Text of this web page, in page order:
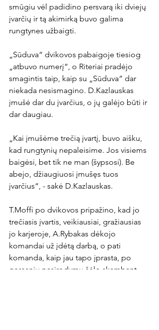
smūgiu vėl padidino persvarą iki dviejų
įvarčių ir tą akimirką buvo galima
rungtynes užbaigti.
„Sūduva“ dvikovos pabaigoje tiesiog
„atbuvo numerį“, o Riteriai pradėjo
smagintis taip, kaip su „Sūduva“ dar
niekada nesismagino. D.Kazlauskas
įmušė dar du įvarčius, o jų galėjo būti ir
dar daugiau.
„Kai įmušėme trečią įvartį, buvo aišku,
kad rungtynių nepaleisime. Jos visiems
baigėsi, bet tik ne man (šypsosi). Be
abejo, džiaugiuosi įmušęs tuos
įvarčius“, - sakė D.Kazlauskas.
T.Moffi po dvikovos pripažino, kad jo
trečiasis įvartis, veikiausiai, gražiausias
jo karjeroje, A.Rybakas dėkojo
komandai už įdėtą darbą, o pati
komanda, kaip jau tapo įprasta, po
geresnių pasirodymų šėlo skambant